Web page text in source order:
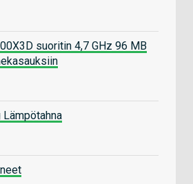
suoritin 4,7 GHz 96 MB
Lämpötahna